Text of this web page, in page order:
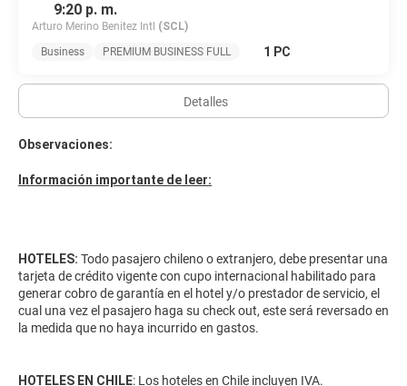
9:20 p. m.
Arturo Merino Benitez Intl (SCL)
Business
PREMIUM BUSINESS FULL 1 PC
Detalles
Observaciones:
Información importante de leer:
HOTELES: Todo pasajero chileno o extranjero, debe presentar una
tarjeta de crédito vigente con cupo internacional habilitado para
generar cobro de garantía en el hotel y/o prestador de servicio, el
cual una vez el pasajero haga su check out, este será reversado en
la medida que no haya incurrido en gastos.
HOTELES EN CHILE: Los hoteles en Chile incluyen IVA.